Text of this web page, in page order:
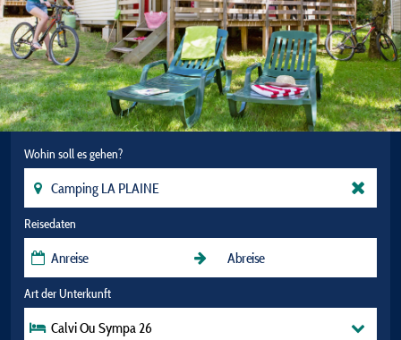
Wohin soll es gehen?
Reisedaten
Art der Unterkunft
Calvi Ou Sympa 26